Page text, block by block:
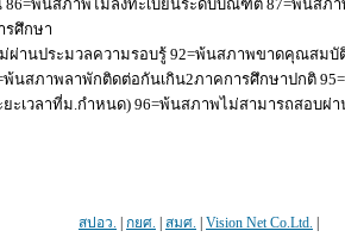
86=พ้นสภาพไม่ลงทะเบียนระดับบัณฑิต 87=พ้นสภ
รศึกษา
ผ่านประมวลความรอบรู้ 92=พ้นสภาพขาดคุณสมบั
พ้นสภาพลาพักติดต่อกันเกิน2ภาคการศึกษาปกติ
ะเวลาที่ม.กำหนด) 96=พ้นสภาพไม่สามารถสอบผ่
สปอว. กยศ. สมศ. Vision Net Co.Ltd.